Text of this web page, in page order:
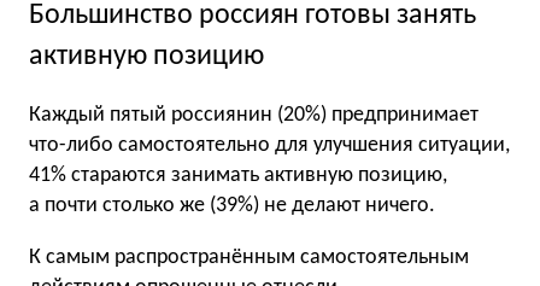
Большинство россиян готовы занять
активную позицию
Каждый пятый россиянин (20%) предпринимает
что-либо самостоятельно для улучшения ситуации,
41% стараются занимать активную позицию,
а почти столько же (39%) не делают ничего.
К самым распространённым самостоятельным